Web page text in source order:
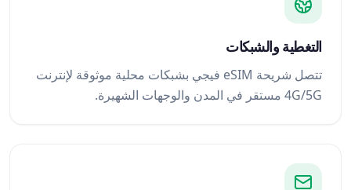
التغطية والشبكات
تتصل شريحة eSIM فيجي بشبكات محلية موثوقة لإنترنت
4G/5G مستقر في المدن والوجهات الشهيرة.